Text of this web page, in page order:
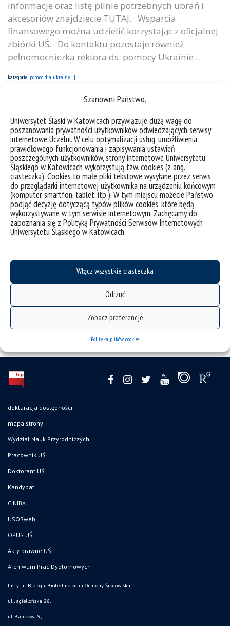
Szanowni Państwo,
Uniwersytet Śląski w Katowicach przywiązuje dużą wagę do
poszanowania prywatności użytkowników odwiedzających serwisy
internetowe Uczelni. W celu optymalizacji usług, umożliwienia
prawidłowego funkcjonowania i zapisywania ustawień
poszczególnych użytkowników, strony internetowe Uniwersytetu
Śląskiego w Katowicach wykorzystują tzw. cookies (z ang.
ciasteczka). Cookies to małe pliki tekstowe wysyłane przez serwis
do przeglądarki internetowej użytkownika na urządzeniu końcowym
(komputer, smartfon, tablet, itp.). W tym miejscu możecie Państwo
podjąć decyzję dotyczącą typów plików cookies, które będą
wykorzystywane w tym serwisie internetowym. Zachęcamy do
zapoznania się z Polityką Prywatności Serwisów Internetowych
Uniwersytetu Śląskiego w Katowicach.
Włącz wszystkie ciasteczka
Odrzuć
Zobacz preferencje
Polityka plików cookies
informacje oraz listę pilnie potrzebnych ubrań i
akcesoriów znajdziecie TUTAJ. Wsparcia
finansowego można udzielić korzystając z oficjalnej
zbiórki UŚ. Do kontaktu pozostaje również
pełnomocniczka rektora ds. pomocy Ukrainie...
kategorie: pomoc dla ukrainy
kategorie:
wojna
deklaracja dostępności
mapa strony
Wydział Nauk Przyrodniczych
Pracownik UŚ
Doktorant UŚ
Kandydat
CINIBA
USOSweb
OPUS UŚ
Akty prawne UŚ
Archiwum Prac Dyplomowych
Instytut Biologii, Biotechnologii i Ochrony Środowiska
ul. Jagiellońska 28,
ul. Bankowa 9,